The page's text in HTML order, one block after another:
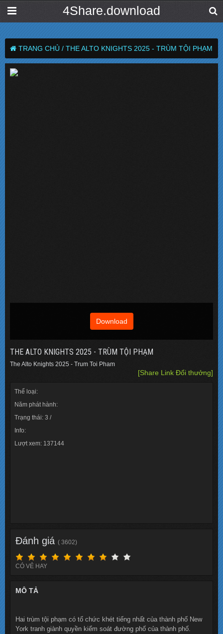
4Share.download
TRANG CHỦ / THE ALTO KNIGHTS 2025 - TRÙM TỘI PHẠM
Download
THE ALTO KNIGHTS 2025 - TRÙM TỘI PHẠM
The Alto Knights 2025 - Trum Toi Pham
[Share Link Đổi thưởng]
Thể loại:
Năm phát hành:
Trạng thái: 3 /
Info:
Lượt xem: 137144
Đánh giá ( 3602)
CÓ VẺ HAY
MÔ TẢ
Hai trùm tội phạm có tổ chức khét tiếng nhất của thành phố New
York tranh giành quyền kiểm soát đường phố của thành phố.